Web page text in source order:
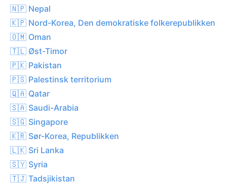
🇳🇵 Nepal
🇰🇵 Nord-Korea, Den demokratiske folkerepublikken
🇴🇲 Oman
🇹🇱 Øst-Timor
🇵🇰 Pakistan
🇵🇸 Palestinsk territorium
🇶🇦 Qatar
🇸🇦 Saudi-Arabia
🇸🇬 Singapore
🇰🇷 Sør-Korea, Republikken
🇱🇰 Sri Lanka
🇸🇾 Syria
🇹🇯 Tadsjikistan